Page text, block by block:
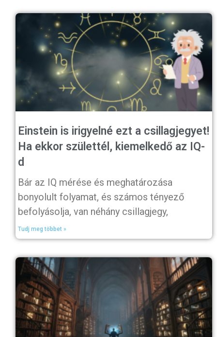
Einstein is irigyelné ezt a csillagjegyet!
Ha ekkor születtél, kiemelkedő az IQ-
d
Bár az IQ mérése és meghatározása
bonyolult folyamat, és számos tényező
befolyásolja, van néhány csillagjegy,
Tudj meg többet »